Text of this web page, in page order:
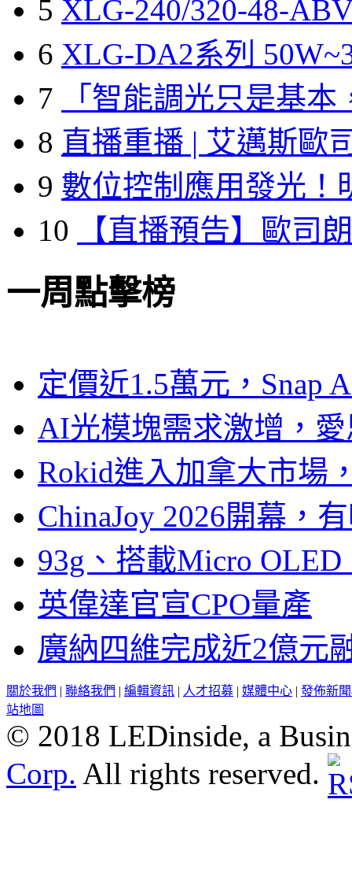
5 XLG-240/320-48-
6 XLG-DA2系列
7
「智能調光只是基本
8 直播重播 | 艾邁斯歐
9 數位控制應用發光！
10
【直播預告】歐司
一周點擊榜
定價近1.5萬元，Snap
AI光模塊需求激增，
Rokid進入加拿大市場
ChinaJoy 2026開幕，
93g、搭載Micro
英偉達官宣CPO量產
廣納四維完成近2億元
關於我們 | 聯絡我們 | 編輯資訊 | 人才招募 | 媒體中心 | 發佈新
站地圖
© 2018 LEDinside, a
Corp. All rights reserved.